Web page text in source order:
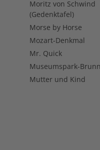
Moritz von Schwind
(Gedenktafel)
Morse by Horse
Mozart-Denkmal
Mr. Quick
Museumspark-
Mutter und Kind